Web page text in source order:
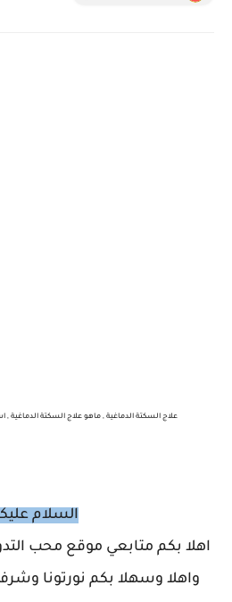
علاج السكتة الدماغية , ماهو علاج السكتة الدماغية
السلام
اهلا بكم متابعي موقع محب
واهلا وسهلا بكم نورتونا